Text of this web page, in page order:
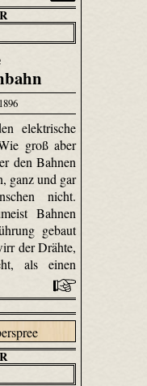
elektrische
groß aber
den Bahnen
ganz und gar
nicht.
Bahnen
gebaut
der Drähte,
als einen